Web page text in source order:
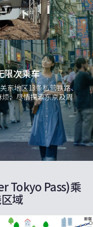
限次乘车
东地区13条私营铁路、
，尽情探索东京及周
Tokyo Pass)乘
域